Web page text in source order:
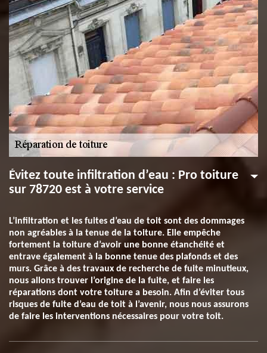
Évitez toute infiltration d’eau : Pro toiture
sur 78720 est à votre service
L’infiltration et les fuites d’eau de toit sont des dommages
non agréables à la tenue de la toiture. Elle empêche
fortement la toiture d’avoir une bonne étanchéité et
entrave également à la bonne tenue des plafonds et des
murs. Grâce à des travaux de recherche de fuite minutieux,
nous allons trouver l’origine de la fuite, et faire les
réparations dont votre toiture a besoin. Afin d’éviter tous
risques de fuite d’eau de toit à l’avenir, nous nous assurons
de faire les interventions nécessaires pour votre toit.